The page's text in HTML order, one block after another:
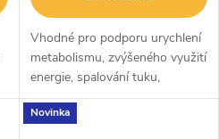
Vhodné pro podporu urychlení
metabolismu, zvýšeného využití
energie, spalování tuku,
kontrolu hmotnosti.
Novinka